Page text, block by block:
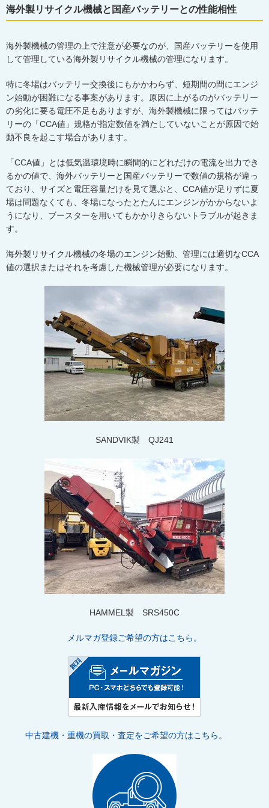
海外製リサイクル機械と国産バッテリーとの性能相性
海外製機械の管理の上で注意が必要なのが、国産バッテリーを使用
して管理している海外製リサイクル機械の管理になります。
特に冬場はバッテリー交換後にもかかわらず、短期間の間にエンジ
ン始動が困難になる事案があります。原因に上がるのがバッテリー
の劣化に要る電圧不足もありますが、海外製機械に限ってはバッテ
リーの「CCA値」規格が指定数値を満たしていないことが原因で始
動不良を起こす場合があります。
「CCA値」とは低気温環境時に瞬間的にどれだけの電流を出力でき
るかの値で、海外バッテリーと国産バッテリーで数値の規格が違っ
ており、サイズと電圧容量だけを見て選ぶと、CCA値が足りずに夏
場は問題なくても、冬場になったとたんにエンジンがかからないよ
うになり、ブースターを用いてもかかりきらないトラブルが起きま
す。
海外製リサイクル機械の冬場のエンジン始動、管理には適切なCCA
値の選択またはそれを考慮した機械管理が必要になります。
SANDVIK製 QJ241
HAMMEL製 SRS450C
メルマガ登録ご希望の方はこちら。
中古建機・重機の買取・査定をご希望の方はこちら。